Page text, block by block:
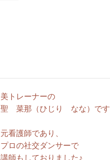
美トレーナーの
聖 菜那（ひじり なな）です
元看護師であり、
プロの社交ダンサーで
講師もしておりました♪